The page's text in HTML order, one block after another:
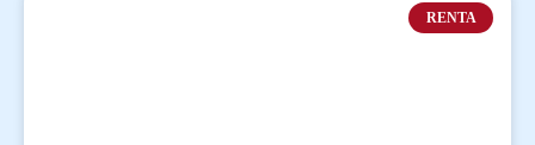
RENTA